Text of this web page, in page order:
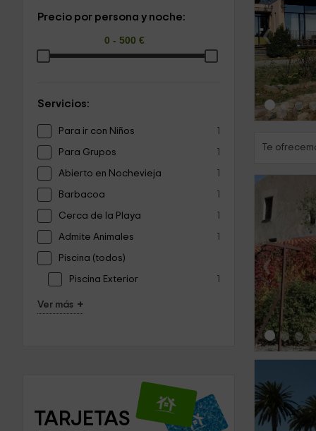
Precio por persona y noche:
Servicios:
Para ir con Niños 1
Para Grupos 1
Abierto en Nochevieja 1
Barbacoa 1
Cerca de la Playa 1
Admite Animales 1
Piscina (todos)
Piscina Exterior 1
Ver más +
TARJETAS
‹
Te
‹